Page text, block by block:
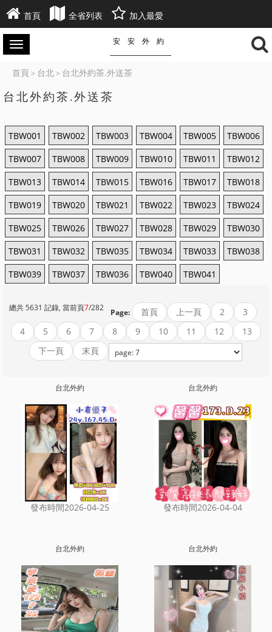
首頁 全省列表 加入最愛
安安外約
首頁> 台北> 台北外約茶.外送茶
台北外約茶.外送茶
TBW001 TBW002 TBW003 TBW004 TBW005
TBW006
TBW007
TBW008 TBW009 TBW010 TBW011
TBW012
TBW013
TBW014 TBW015 TBW016 TBW017
TBW018
TBW019
TBW020 TBW021 TBW022 TBW023
TBW024
TBW025
TBW026 TBW027 TBW028 TBW029
TBW030
TBW031
TBW032 TBW035 TBW034 TBW033
TBW038
TBW039
TBW037 TBW036 TBW040 TBW041
Page:
總共 5631 記錄, 當前頁7/282 首頁 上一頁 2
3
4
5 6 7 8 9 10 11 12
13
下一頁
末頁
台北外約
發布時間2026-04-25
台北外約
發布時間2026-04-04
台北外約 台北外約